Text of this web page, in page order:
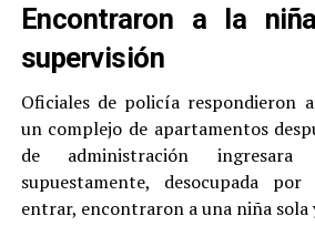
Encontraron a la
supervisión
Oficiales de policía respondieron
un complejo de apartamentos
de administración
supuestamente, desocupada
entrar, encontraron a una niña sola